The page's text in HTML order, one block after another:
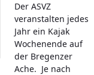
Der ASVZ
veranstalten jedes
Jahr ein Kajak
Wochenende auf
der Bregenzer
Ache. Je nach